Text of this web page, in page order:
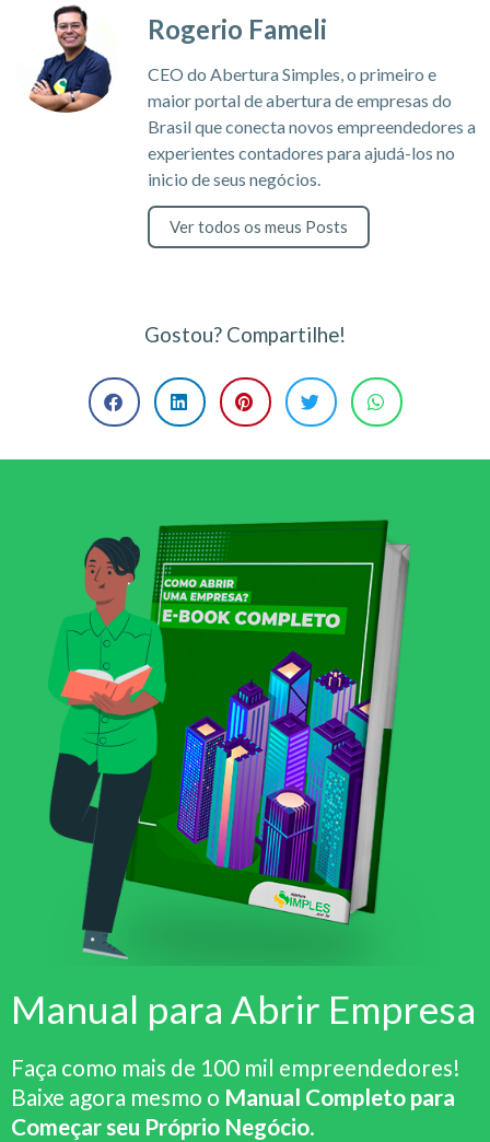
Rogerio Fameli
CEO do Abertura Simples, o primeiro e
maior portal de abertura de empresas do
Brasil que conecta novos empreendedores a
experientes contadores para ajudá-los no
inicio de seus negócios.
Ver todos os meus Posts
Gostou? Compartilhe!
Manual para Abrir Empresa
Faça como mais de 100 mil empreendedores!
Baixe agora mesmo o Manual Completo para
Começar seu Próprio Negócio.